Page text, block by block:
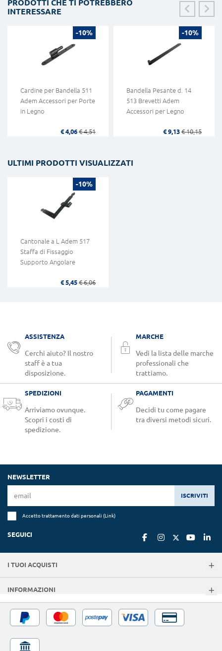
PRODOTTI CHE TI POTREBBERO
INTERESSARE
-10%
Cardine per Bandella 511
Adem Accessori per Porte
in Legno
€ 4,06 € 4,51
-10%
Bandella Pesante d. 14
513 Brevetti Adem
Accessori per Legno
€ 9,13 € 10,15
ULTIMI PRODOTTI VISUALIZZATI
-10%
Cantonale a L Adem 517
Staffa di Fissaggio
Supporto Angolare
€ 5,45 € 6,06
ASSISTENZA
Cerchi aiuto? Il nostro
staff è a tua
disposizione.
MARCHE
Vedi la lista delle marche
professionali che
trattiamo.
SPEDIZIONI
Arriviamo ovunque.
Scopri i costi di
spedizione.
PAGAMENTI
Decidi tu come pagare
tra diversi metodi sicuri.
NEWSLETTER
ISCRIVITI
Accetto trattamento dati personali (Link)
SEGUICI
I TUOI ACQUISTI
INFORMAZIONI